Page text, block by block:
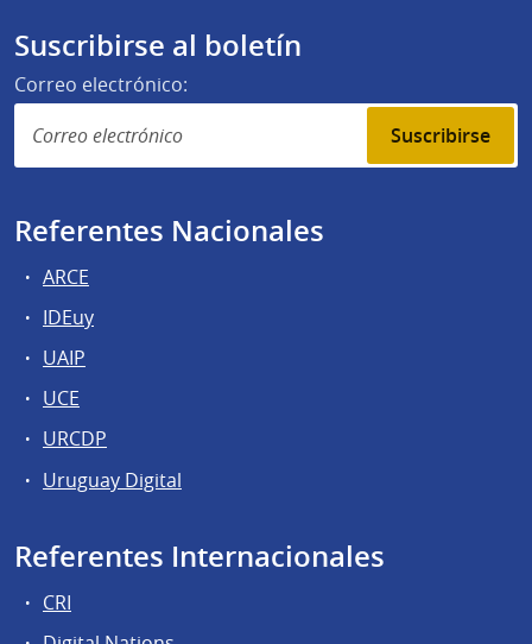
Suscribirse al boletín
Correo electrónico:
Suscribirse
Referentes Nacionales
ARCE
IDEuy
UAIP
UCE
URCDP
Uruguay Digital
Referentes Internacionales
CRI